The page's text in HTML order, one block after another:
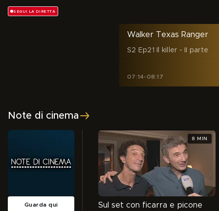
SEGUI LA DIRETTA
Walker Texas Ranger
S2 Ep21 Il killer - II parte
07:14-08:17
Note di cinema
Guarda qui Sul set con ficarra e picone
8 MIN